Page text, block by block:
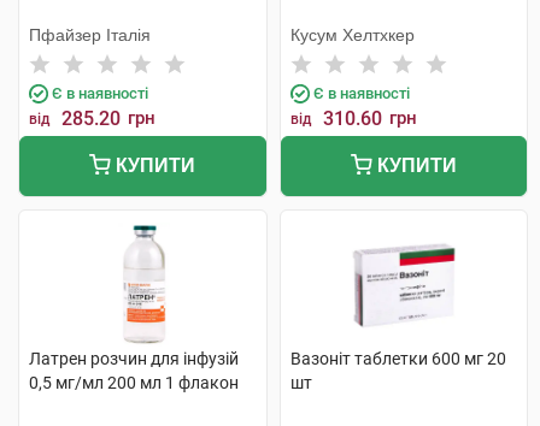
Пфайзер Італія
Є в наявності
від 285.20 грн
КУПИТИ
Кусум Хелтхкер
Є в наявності
від 310.60 грн
КУПИТИ
Латрен розчин для інфузій
0,5 мг/мл 200 мл 1 флакон
Вазоніт таблетки 600 мг 20
шт